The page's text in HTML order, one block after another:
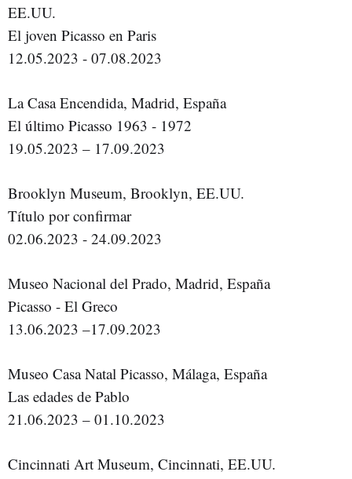
EE.UU.
El joven Picasso en Paris
12.05.2023 - 07.08.2023
La Casa Encendida, Madrid, España
El último Picasso 1963 - 1972
19.05.2023 – 17.09.2023
Brooklyn Museum, Brooklyn, EE.UU.
Título por confirmar
02.06.2023 - 24.09.2023
Museo Nacional del Prado, Madrid, España
Picasso - El Greco
13.06.2023 –17.09.2023
Museo Casa Natal Picasso, Málaga, España
Las edades de Pablo
21.06.2023 – 01.10.2023
Cincinnati Art Museum, Cincinnati, EE.UU.